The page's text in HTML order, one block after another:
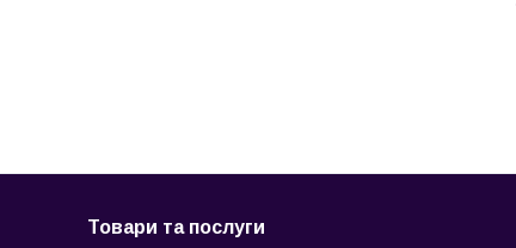
Товари та послуги